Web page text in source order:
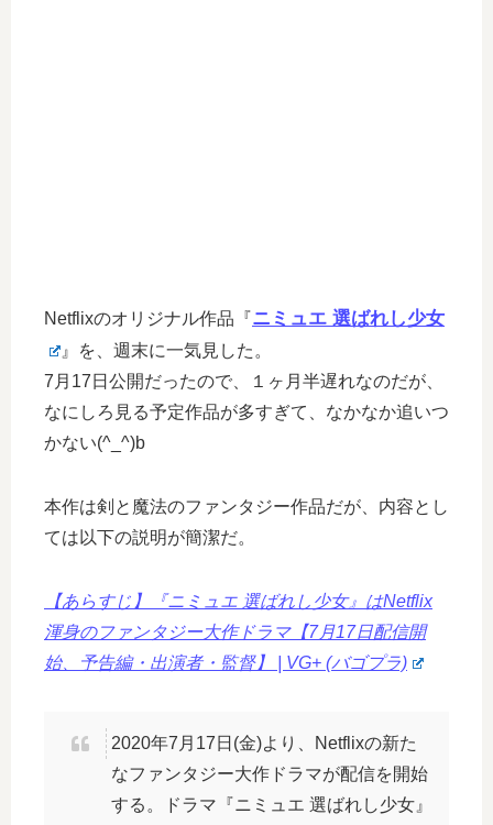
Netflixのオリジナル作品『ニミュエ 選ばれし少女
』を、週末に一気見した。
7月17日公開だったので、１ヶ月半遅れなのだが、
なにしろ見る予定作品が多すぎて、なかなか追いつ
かない(^_^)b
本作は剣と魔法のファンタジー作品だが、内容とし
ては以下の説明が簡潔だ。
【あらすじ】『ニミュエ 選ばれし少女』はNetflix
渾身のファンタジー大作ドラマ【7月17日配信開
始、予告編・出演者・監督】 | VG+ (バゴプラ)
2020年7月17日(金)より、Netflixの新た
なファンタジー大作ドラマが配信を開始
する。ドラマ『ニミュエ 選ばれし少女』